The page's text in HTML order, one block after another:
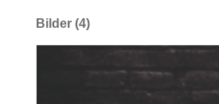
Bilder (4)